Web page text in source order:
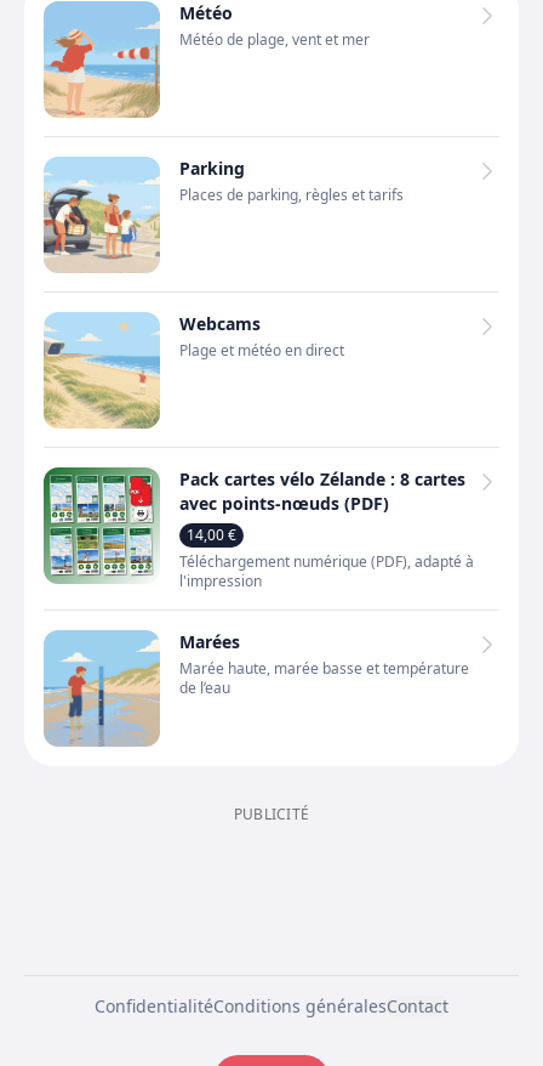
Météo
Météo de plage, vent et mer
Parking
Places de parking, règles et tarifs
Webcams
Plage et météo en direct
Pack cartes vélo Zélande : 8 cartes
avec points-nœuds (PDF)
14,00 €
Téléchargement numérique (PDF), adapté à
l'impression
Marées
Marée haute, marée basse et température
de l’eau
PUBLICITÉ
ConfidentialitéConditions généralesContact